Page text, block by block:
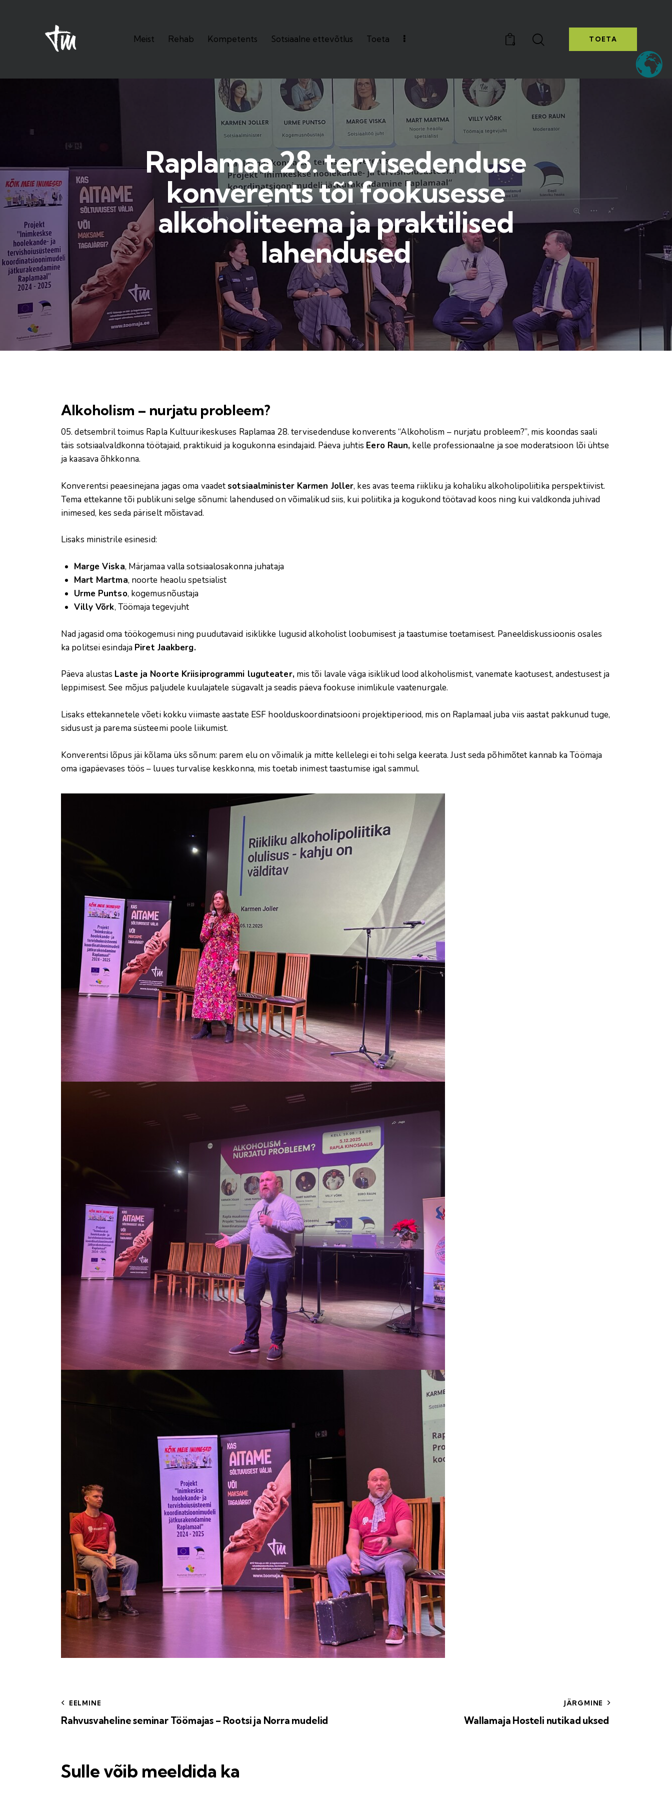
Meist Rehab Kompetents Sotsiaalne ettevõtlus Toeta 0
TOETA
Kompetents Sotsiaalne ettevõtlus Toeta 0
Raplamaa 28. tervisedenduse
konverents tõi fookusesse
alkoholiteema ja praktilised
lahendused
Alkoholism – nurjatu probleem?
05. detsembril toimus Rapla Kultuurikeskuses Raplamaa 28. tervisedenduse konverents “Alkoholism – nurjatu probleem?”, mis koondas saali
täis sotsiaalvaldkonna töötajaid, praktikuid ja kogukonna esindajaid. Päeva juhtis Eero Raun, kelle professionaalne ja soe moderatsioon lõi ühtse
ja kaasava õhkkonna.
Konverentsi peaesinejana jagas oma vaadetsotsiaalminister Karmen Joller, kes avas teema riikliku ja kohaliku alkoholipoliitika perspektiivist.
Tema ettekanne tõi publikuni selge sõnumi: lahendused on võimalikud siis, kui poliitika ja kogukond töötavad koos ning kui valdkonda juhivad
inimesed, kes seda päriselt mõistavad.
Lisaks ministrile esinesid:
Marge Viska, Märjamaa valla sotsiaalosakonna juhataja
Mart Martma, noorte heaolu spetsialist
Urme Puntso, kogemusnõustaja
Villy Võrk, Töömaja tegevjuht
Nad jagasid oma töökogemusi ning puudutavaid isiklikke lugusid alkoholist loobumisest ja taastumise toetamisest. Paneeldiskussioonis osales
ka politsei esindaja Piret Jaakberg.
Päeva alustas Laste ja Noorte Kriisiprogrammi luguteater,mis tõi lavale väga isiklikud lood alkoholismist, vanemate kaotusest, andestusest ja
leppimisest. See mõjus paljudele kuulajatele sügavalt ja seadis päeva fookuse inimlikule vaatenurgale.
Lisaks ettekannetele võeti kokku viimaste aastate ESF hoolduskoordinatsiooni projektiperiood, mis on Raplamaal juba viis aastat pakkunud tuge,
sidusust ja parema süsteemi poole liikumist.
Konverentsi lõpus jäi kõlama üks sõnum: parem elu on võimalik ja mitte kellelegi ei tohi selga keerata. Just seda põhimõtet kannab ka Töömaja
oma igapäevases töös – luues turvalise keskkonna, mis toetab inimest taastumise igal sammul.
EELMINE
Rahvusvaheline seminar Töömajas – Rootsi ja Norra mudelid
JÄRGMINE
Wallamaja Hosteli nutikad uksed
Sulle võib meeldida ka